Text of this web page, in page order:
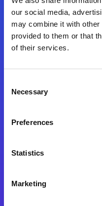
our social media,
may combine it with other
provided to them or that
of their services.
Selection
Necessary
Preferences
Statistics
Marketing
お問合せ
フォローする